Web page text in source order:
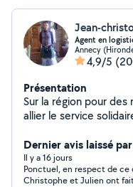
Jean-
Agent en
Annecy
4,9/5
Présentation
Sur la région pour des
allier le service
contacts passés ici). Je suis très sollicité en dehors de
ce site! Petite
l'amour du rapport
Dernier avis laissé
Il y a 16 jours
Ponctuel, en respect de ce
Christophe et Julien ont